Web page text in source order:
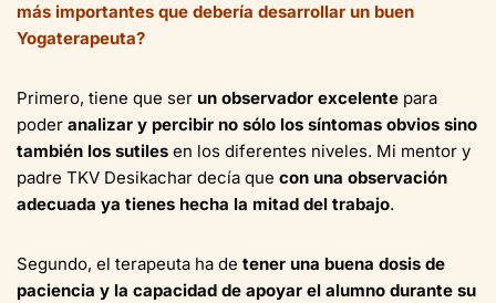
más importantes que debería desarrollar un buen
Yogaterapeuta?
Primero, tiene que ser un observador excelente para
poder analizar y percibir no sólo los síntomas obvios sino
también los sutiles en los diferentes niveles. Mi mentor y
padre TKV Desikachar decía que con una observación
adecuada ya tienes hecha la mitad del trabajo.
Segundo, el terapeuta ha de tener una buena dosis de
paciencia y la capacidad de apoyar el alumno durante su